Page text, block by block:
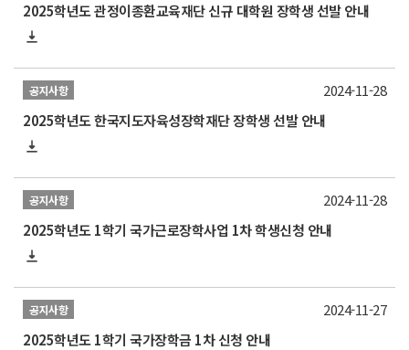
2025학년도 관정이종환교육재단 신규 대학원 장학생 선발 안내
공지사항
2025학년도 한국지도자육성장학재단 장학생 선발 안내
2024-11-28
공지사항
2025학년도 1학기 국가근로장학사업 1차 학생신청 안내
2024-11-28
공지사항
2025학년도 1학기 국가장학금 1차 신청 안내
2024-11-27